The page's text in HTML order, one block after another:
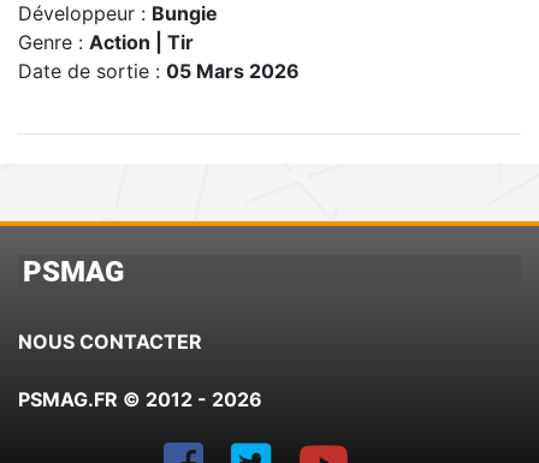
Développeur : Bungie
Genre : Action | Tir
Date de sortie : 05 Mars 2026
PSMAG
NOUS CONTACTER
PSMAG.FR © 2012 - 2026